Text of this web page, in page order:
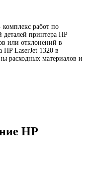
работ по
деталей принтера HP
или отклонений в
HP LaserJet 1320 в
расходных материалов и
HP